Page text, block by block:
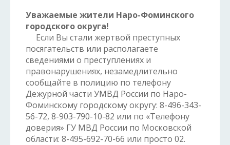
Уважаемые жители Наро-Фоминского
городского округа!
Если Вы стали жертвой преступных
посягательств или располагаете
сведениями о преступлениях и
правонарушениях, незамедлительно
сообщайте в полицию по телефону
Дежурной части УМВД России по Наро-
Фоминскому городскому округу: 8-496-343-
56-72, 8-903-790-10-82 или по «Телефону
доверия» ГУ МВД России по Московской
области: 8-495-692-70-66 или просто 02.